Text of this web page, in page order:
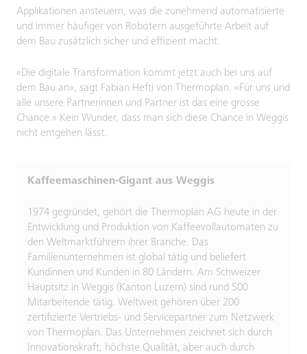
Applikationen ansteuern, was die zunehmend automatisierte
und immer häufiger von Robotern ausgeführte Arbeit auf
dem Bau zusätzlich sicher und effizient macht.
«Die digitale Transformation kommt jetzt auch bei uns auf
dem Bau an», sagt Fabian Hefti von Thermoplan. «Für uns und
alle unsere Partnerinnen und Partner ist das eine grosse
Chance.» Kein Wunder, dass man sich diese Chance in Weggis
nicht entgehen lässt.
Kaffeemaschinen-Gigant aus Weggis
1974 gegründet, gehört die Thermoplan AG heute in der
Entwicklung und Produktion von Kaffeevollautomaten zu
den Weltmarktführern ihrer Branche. Das
Familienunternehmen ist global tätig und beliefert
Kundinnen und Kunden in 80 Ländern. Am Schweizer
Hauptsitz in Weggis (Kanton Luzern) sind rund 500
Mitarbeitende tätig. Weltweit gehören über 200
zertifizierte Vertriebs- und Servicepartner zum Netzwerk
von Thermoplan. Das Unternehmen zeichnet sich durch
Innovationskraft, höchste Qualität, aber auch durch